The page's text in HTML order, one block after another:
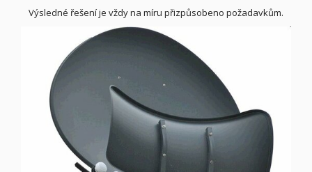
Výsledné řešení je vždy na míru přizpůsobeno požadavkům.